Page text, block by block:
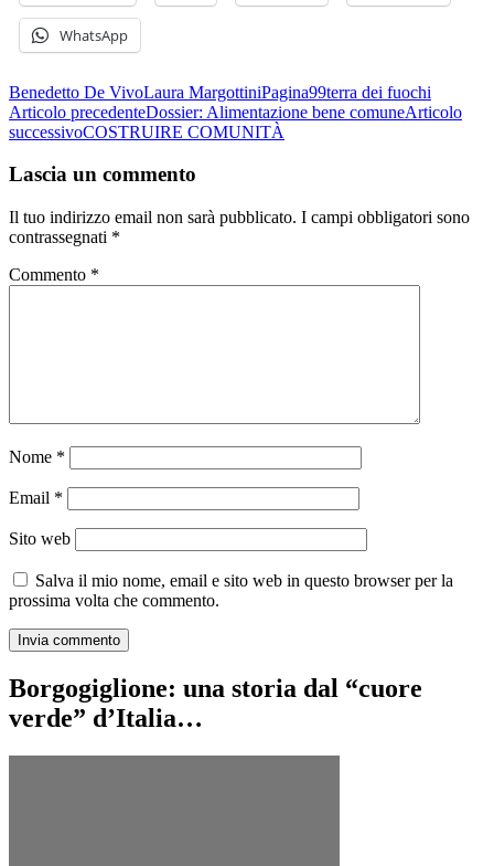
WhatsApp
Benedetto De VivoLaura MargottiniPagina99terra dei fuochi
Navigazione
articolo
Articolo precedenteDossier: Alimentazione bene comuneArticolo
successivoCOSTRUIRE COMUNITÀ
Lascia un commento
Il tuo indirizzo email non sarà pubblicato. I campi obbligatori sono
contrassegnati *
Commento *
Nome *
Email *
Sito web
Salva il mio nome, email e sito web in questo browser per la
prossima volta che commento.
Borgogiglione: una storia dal “cuore
verde” d’Italia…